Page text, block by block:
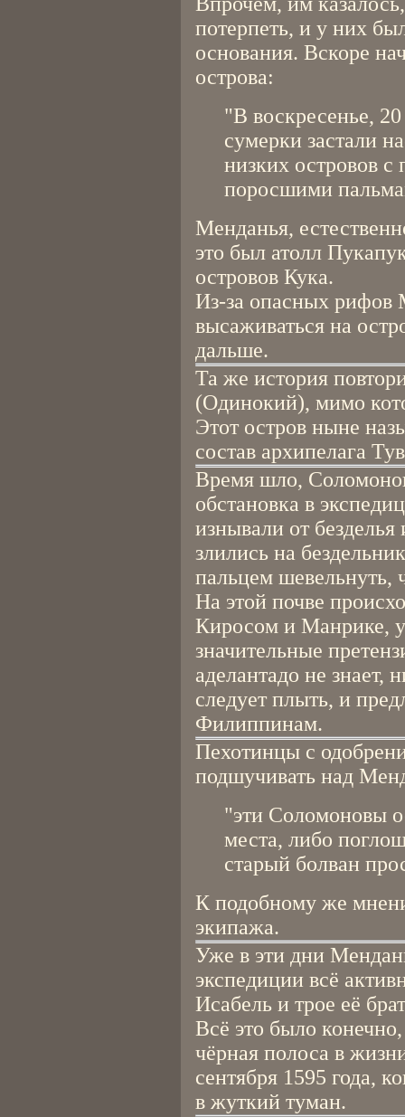
потерпеть, и у них
основания. Вскоре
острова:
"В воскресенье,
сумерки застали
низких островов
поросшими
Менданья,
это был атолл
островов Кука.
Из-за опасных рифов
высаживаться на
дальше.
Та же история
(Одинокий), мимо
Этот остров ныне
состав архипелага
Время шло,
обстановка в
изнывали от
злились на
пальцем шевельнуть,
На этой почве
Киросом и Манрике,
значительные
аделантадо не знает,
следует плыть, и
Филиппинам.
Пехотинцы с
подшучивать над
"эти Соломоновы
места, либо
старый болван
К подобному же
экипажа.
Уже в эти дни
экспедиции всё
Исабель и трое её
Всё это было
чёрная полоса в
сентября 1595 года,
в жуткий туман.